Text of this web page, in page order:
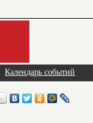
Календарь событий